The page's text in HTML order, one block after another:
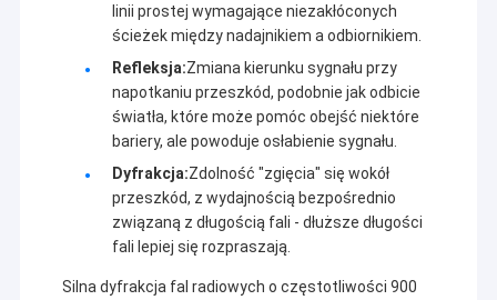
Do domu
Produkty
O nas
linii prostej wymagające niezakłóconych
ścieżek między nadajnikiem a odbiornikiem.
Refleksja:Zmiana kierunku sygnału przy
napotkaniu przeszkód, podobnie jak odbicie
światła, które może pomóc obejść niektóre
bariery, ale powoduje osłabienie sygnału.
Dyfrakcja:Zdolność "zgięcia" się wokół
przeszkód, z wydajnością bezpośrednio
związaną z długością fali - dłuższe długości
fali lepiej się rozpraszają.
Silna dyfrakcja fal radiowych o częstotliwości 900
Shenzhen Sinosun Technology Co., Ltd. zajmuje się
usługami bezprzewodowego przesyłania danych od
1996 r., takimi jak rozwój produktów, aplikacje i
inżynieria sieciowa.